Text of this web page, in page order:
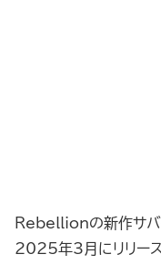
Rebellionの新作サバ
2025年3月にリリー